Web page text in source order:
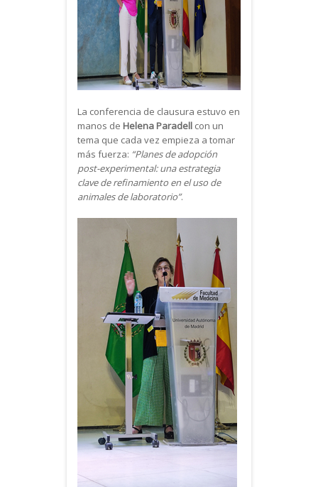
La conferencia de clausura estuvo en
manos de Helena Paradell con un
tema que cada vez empieza a tomar
más fuerza: “Planes de adopción
post-experimental: una estrategia
clave de refinamiento en el uso de
animales de laboratorio”.